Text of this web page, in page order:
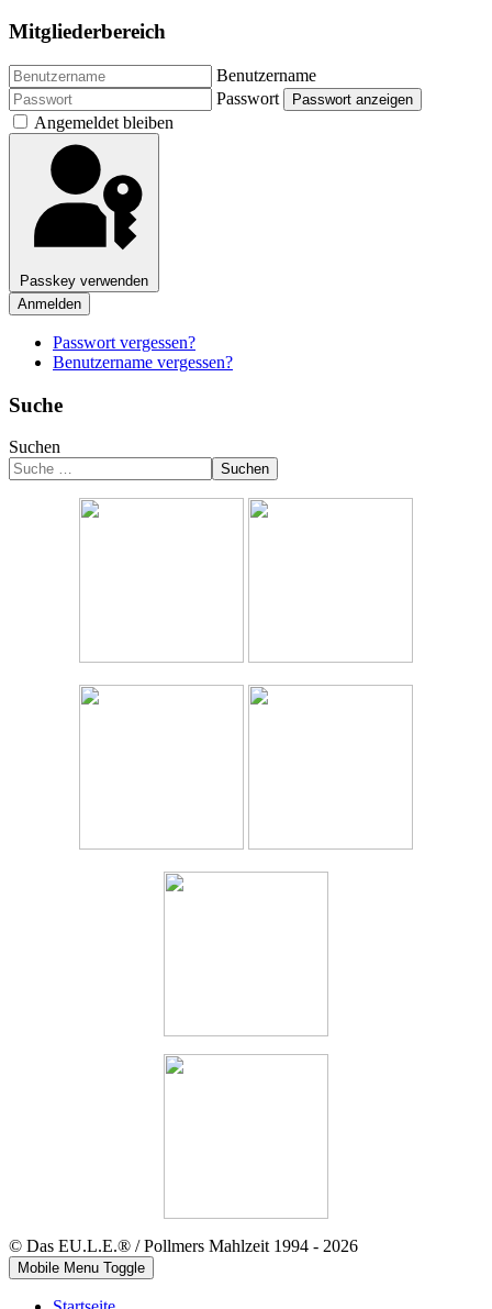
Mitgliederbereich
Benutzername
Passwort
Passwort anzeigen
Angemeldet bleiben
Passkey verwenden
Anmelden
Passwort vergessen?
Benutzername vergessen?
Suche
Suchen
Suchen
© Das EU.L.E.® / Pollmers Mahlzeit 1994 - 2026
Mobile Menu Toggle